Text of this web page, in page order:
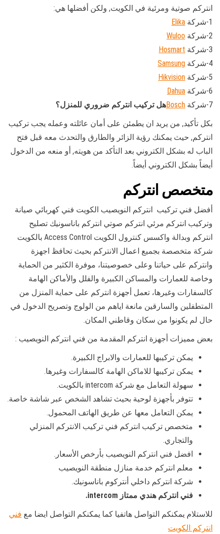
انتركم صوتية ومرئية في الكويت, ولكن أفضلها هي:
1-شركة
Elika
2-شركة
Wuloo
3-شركة
Hosmart
4-شركة
Samsung
5-شركة
Hikvision
6-شركة
Dahua
7-شركة
Boschهل تركيب انتركم ضروري للمنزل؟
بكل تأكيد, من يريد ان يطمئن على أمان عائلته وعمله يجب تركيب
انتركم, حيث يمكنك رؤية الزائر والطارق والتحدث معه قبل فتح
الباب له بشكل الكتروني بعد التأكد من هويته, أو منعه من الدخول
أيضاً بشكل الكتروني أيضاً.
متخصص انتركم
أفضل فني تركيب انتركم النويصيب الكويت فني كهربائي صيانة
وتركيب انتركم مرئي انتركم صوتي انتركم باناسونيك تصليح
انتركم وبدالة واكسس كنترول الكويت Access Control بالكويت
شركة متخصصة بجميع اعمال الانتركم بحيث تحافظ اجهزة
وانتركم على حياتنا وعلى خصوصيتنا، موفرة الكثير من الحماية
وخاصة للعمارات والمساكن الكبيرة والفلل والأماكن الهامة
كالسفارات وغيرها، تعمل أجهزة انتركم على حماية المنزل من
المتطفلين والسارقين مانعة اياهم من الولوج وتصريح الدخول في
حال لم يكونوا من سكان وقاطني المكان.
بعض مميزات أجهزة انتركم المقدمة من فني انتركم النويصيب :
يمكن تركيبها للعمارات والابراج الكبيرة.
يمكن تركيبها للاماكن الهامة كالسفارات وغيرها.
سهولة التعامل مع شركة intercom بالكويت.
تتوفر بأجهزة لوحية بحيث تشاهد الشخص عبر شاشة خاصة.
يمكن التعامل معها عن طريق الهاتف المحمول.
متخصص تركيب انتركم فني تركيب الانتركم المنزلي
والتجاري.
افضل فني انتركم النويصيب بأرخص الأسعار.
معلم انتركم خدمة منازل منطقة النويصيب
شركة انتركم داخلي أنتركوم باناسونيك.
فني انتركم هندي ممتاز intercom.
للاستلام يمكنكم التواصل هاتفيا كما يمكنكم التواصل ايضا مع فني
انتركم الكويت